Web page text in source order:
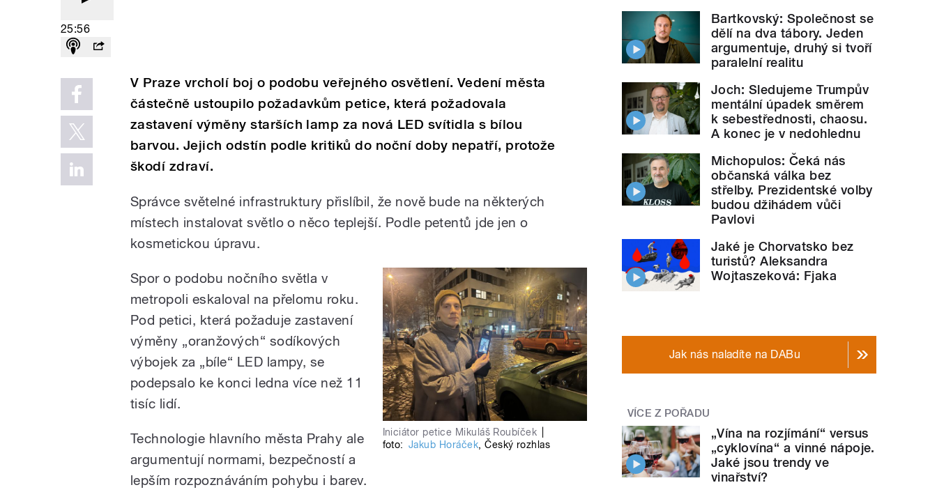
25:56
V Praze vrcholí boj o podobu veřejného osvětlení. Vedení města
částečně ustoupilo požadavkům petice, která požadovala
zastavení výměny starších lamp za nová LED svítidla s bílou
barvou. Jejich odstín podle kritiků do noční doby nepatří, protože
škodí zdraví.
Správce světelné infrastruktury přislíbil, že nově bude na některých
místech instalovat světlo o něco teplejší. Podle petentů jde jen o
kosmetickou úpravu.
Iniciátor petice Mikuláš Roubíček
foto: Jakub Horáček,Český rozhlas
Spor o podobu nočního světla v
metropoli eskaloval na přelomu roku.
Pod petici, která požaduje zastavení
výměny „oranžových“ sodíkových
výbojek za „bíle“ LED lampy, se
podepsalo ke konci ledna více než 11
tisíc lidí.
Technologie hlavního města Prahy ale
argumentují normami, bezpečností a
lepším rozpoznáváním pohybu i barev.
Bartkovský: Společnost se
dělí na dva tábory. Jeden
argumentuje, druhý si tvoří
paralelní realitu
Joch: Sledujeme Trumpův
mentální úpadek směrem
k sebestřednosti, chaosu.
A konec je v nedohlednu
Michopulos: Čeká nás
občanská válka bez
střelby. Prezidentské volby
budou džihádem vůči
Pavlovi
Jaké je Chorvatsko bez
turistů? Aleksandra
Wojtaszeková: Fjaka
Jak nás naladíte na DABu
VÍCE Z POŘADU
„Vína na rozjímání“ versus
„cyklovína“ a vinné nápoje.
Jaké jsou trendy ve
vinařství?